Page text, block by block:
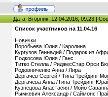
Дата: Вторник, 12.04.2016, 09:23 |
Список участников на 11.04.16
Новички
Воробьева Юлия / Каролина
Кургузов Геннадий / Подарок из
Подкосова Юлия / Ганс
Титко Стелла / РиджесСтар Орси
Родовниченко Анна / Лира
Дергачев Сергей / Тина Трейдинг
Дергачева Алла /Тина Трейдинг
Кузнецова Анастасия / Мойо
Рымкевич Александр / Саймонс